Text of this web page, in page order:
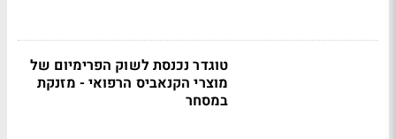
טוגדר נכנסת לשוק הפרימיום של
מוצרי הקנאביס הרפואי - מזנקת
במסחר